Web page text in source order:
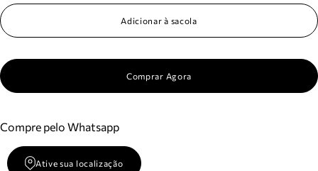
Adicionar à sacola
Comprar Agora
Compre pelo Whatsapp
Ative sua localização